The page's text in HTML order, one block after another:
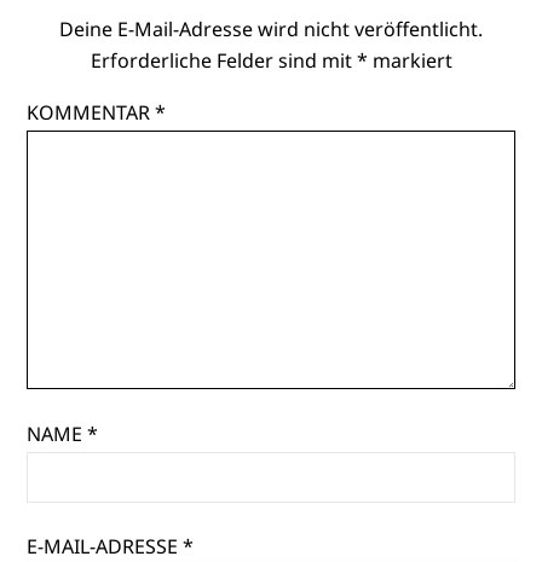
Deine E-Mail-Adresse wird nicht veröffentlicht.
Erforderliche Felder sind mit* markiert
KOMMENTAR*
NAME*
E-MAIL-ADRESSE*